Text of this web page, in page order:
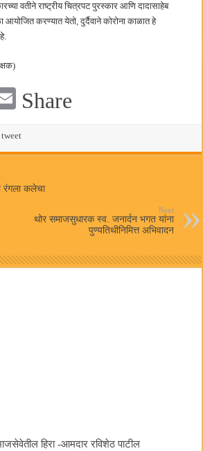
वतीने राष्ट्रीय चित्रपट पुरस्कार आणि दादासाहेब
करण्यात येतो, दुर्दैवाने कोरोना काळात हे
ts
E
ail
Share
tweet
रंगला कलेचा
Next
थोर समाजसुधारक स्व. जनार्दन भगत यांना
पुण्यतिथीनिमित्त अभिवादन
हिरा -आमदार रविशेठ पाटील